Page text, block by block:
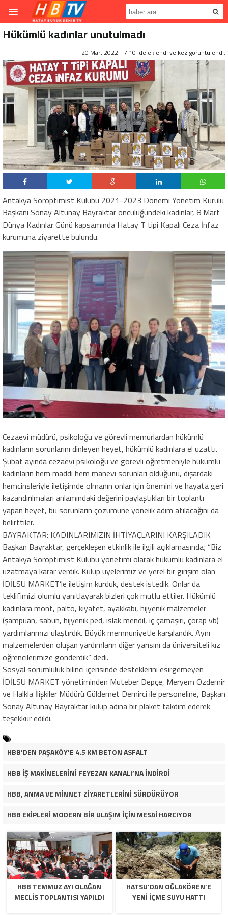
Hükümlü kadınlar unutulmadı
20 Mart 2022 - 7:10 'de eklendi ve kez görüntülendi.
Antakya Soroptimist Kulübü 2021-2023 Dönemi Yönetim Kurulu
Başkanı Sonay Altunay Bayraktar öncülüğündeki kadınlar, 8 Mart
Dünya Kadınlar Günü kapsamında Hatay T tipi Kapalı Ceza İnfaz
kurumuna ziyarette bulundu.
Cezaevi müdürü, psikoloğu ve görevli memurlardan hükümlü
kadınların sorunlarını dinleyen heyet, hükümlü kadınlara el uzattı.
Şubat ayında cezaevi psikoloğu ve görevli öğretmeniyle hükümlü
kadınların hem maddi hem manevi sorunları olduğunu, dışardaki
hemcinsleriyle iletişimde olmanın onlar için önemini ve hayata geri
kazandırılmaları anlamındaki değerini paylaştıkları bir toplantı
yapan heyet, bu sorunların çözümüne yönelik adım atılacağını da
belirttiler.
BAYRAKTAR: KADINLARIMIZIN İHTİYAÇLARINI KARŞILADIK
Başkan Bayraktar, gerçekleşen etkinlik ile ilgili açıklamasında; “Biz
Antakya Soroptimist Kulübü yönetimi olarak hükümlü kadınlara el
uzatmaya karar verdik. Kulüp üyelerimiz ve yerel bir girişim olan
İDİLSU MARKET’le iletişim kurduk, destek istedik. Onlar da
teklifimizi olumlu yanıtlayarak bizleri çok mutlu ettiler. Hükümlü
kadınlara mont, palto, kıyafet, ayakkabı, hijyenik malzemeler
(şampuan, sabun, hijyenik ped, ıslak mendil, iç çamaşırı, çorap vb)
yardımlarımızı ulaştırdık. Büyük memnuniyetle karşılandık. Aynı
malzemelerden oluşan yardımların diğer yarısını da üniversiteli kız
öğrencilerimize gönderdik” dedi.
Sosyal sorumluluk bilinci içerisinde desteklerini esirgemeyen
İDİLSU MARKET yönetiminden Muteber Depçe, Meryem Özdemir
ve Halkla İlişkiler Müdürü Güldemet Demirci ile personeline, Başkan
Sonay Altunay Bayraktar kulüp adına bir plaket takdim ederek
teşekkür edildi.
HBB’DEN PAŞAKÖY’E 4.5 KM BETON ASFALT
HBB İŞ MAKİNELERİNİ FEYEZAN KANALI’NA İNDİRDİ
HBB, ANMA VE MİNNET ZİYARETLERİNİ SÜRDÜRÜYOR
HBB EKİPLERİ MODERN BİR ULAŞIM İÇİN MESAİ HARCIYOR
HBB TEMMUZ AYI OLAĞAN
MECLİS TOPLANTISI YAPILDI
HATSU’DAN OĞLAKÖREN’E
YENİ İÇME SUYU HATTI